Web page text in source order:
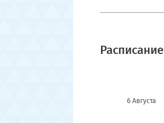
Расписание
6 Августа